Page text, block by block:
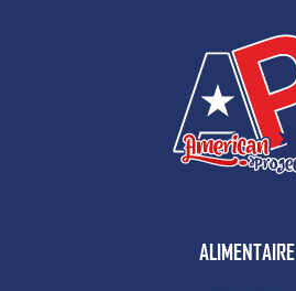
ALIMENTAIRE